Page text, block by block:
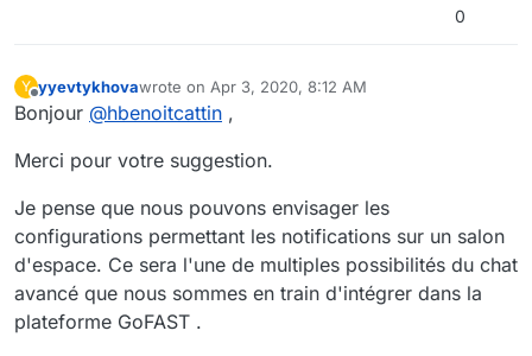
0
Y
Offline
yyevtykhovawrote on Apr 3, 2020, 8:12 AM
last edited by yyevtykhova Apr 3, 2020, 10:13 AM
Bonjour @hbenoitcattin ,
Merci pour votre suggestion.
Je pense que nous pouvons envisager les
configurations permettant les notifications sur un salon
d'espace. Ce sera l'une de multiples possibilités du chat
avancé que nous sommes en train d'intégrer dans la
plateforme GoFAST .